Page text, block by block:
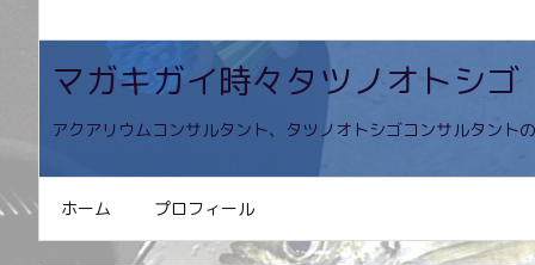
マガキガイ時々タツノオトシゴ
アクアリウムコンサルタント、タツノオトシゴコンサルタン
ホーム プロフィール